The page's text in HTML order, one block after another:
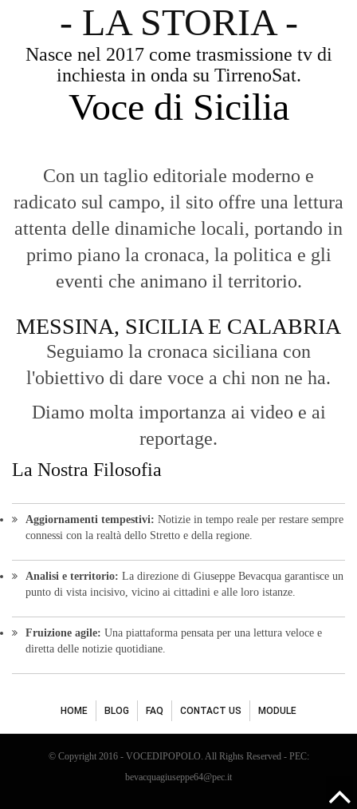
- LA STORIA -
Nasce nel 2017 come trasmissione tv di
inchiesta in onda su TirrenoSat.
Voce di Sicilia
Con un taglio editoriale moderno e
radicato sul campo, il sito offre una lettura
attenta delle dinamiche locali, portando in
primo piano la cronaca, la politica e gli
eventi che animano il territorio.
MESSINA, SICILIA E CALABRIA
Seguiamo la cronaca siciliana con
l'obiettivo di dare voce a chi non ne ha.
Diamo molta importanza ai video e ai
reportage.
La Nostra Filosofia
Aggiornamenti tempestivi: Notizie in tempo reale per restare sempre
connessi con la realtà dello Stretto e della regione.
Analisi e territorio: La direzione di Giuseppe Bevacqua garantisce un
punto di vista incisivo, vicino ai cittadini e alle loro istanze.
Fruizione agile: Una piattaforma pensata per una lettura veloce e
diretta delle notizie quotidiane.
HOME BLOG FAQ CONTACT US MODULE
© Copyright 2016 - VOCEDIPOPOLO. All Rights Reserved - PEC:
bevacquagiuseppe64@pec.it